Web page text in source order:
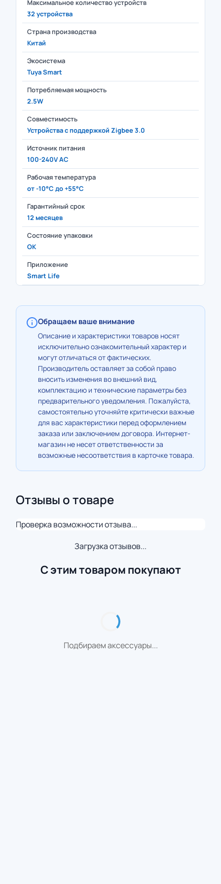
Максимальное количество устройств
32 устройства
Страна производства
Китай
Экосистема
Tuya Smart
Потребляемая мощность
2.5W
Совместимость
Устройства с поддержкой Zigbee 3.0
Источник питания
100-240V AC
Рабочая температура
от -10°C до +55°C
Гарантийный срок
12 месяцев
Состояние упаковки
OK
Приложение
Smart Life
Обращаем ваше внимание
Описание и характеристики товаров носят
исключительно ознакомительный характер и
могут отличаться от фактических.
Производитель оставляет за собой право
вносить изменения во внешний вид,
комплектацию и технические параметры без
предварительного уведомления. Пожалуйста,
самостоятельно уточняйте критически важные
для вас характеристики перед оформлением
заказа или заключением договора. Интернет-
магазин не несет ответственности за
возможные несоответствия в карточке товара.
Отзывы о товаре
Проверка возможности отзыва...
Загрузка отзывов...
С этим товаром покупают
Подбираем аксессуары...